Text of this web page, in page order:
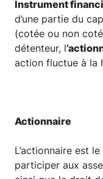
Instrument
d’une partie du
(cotée ou non
détenteur, l
action fluctue à la
Actionnaire
L’actionnaire est
participer aux